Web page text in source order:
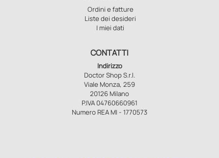
Ordini e fatture
Liste dei desideri
I miei dati
CONTATTI
Indirizzo
Doctor Shop S.r.l.
Viale Monza, 259
20126 Milano
P.IVA 04760660961
Numero REA MI - 1770573